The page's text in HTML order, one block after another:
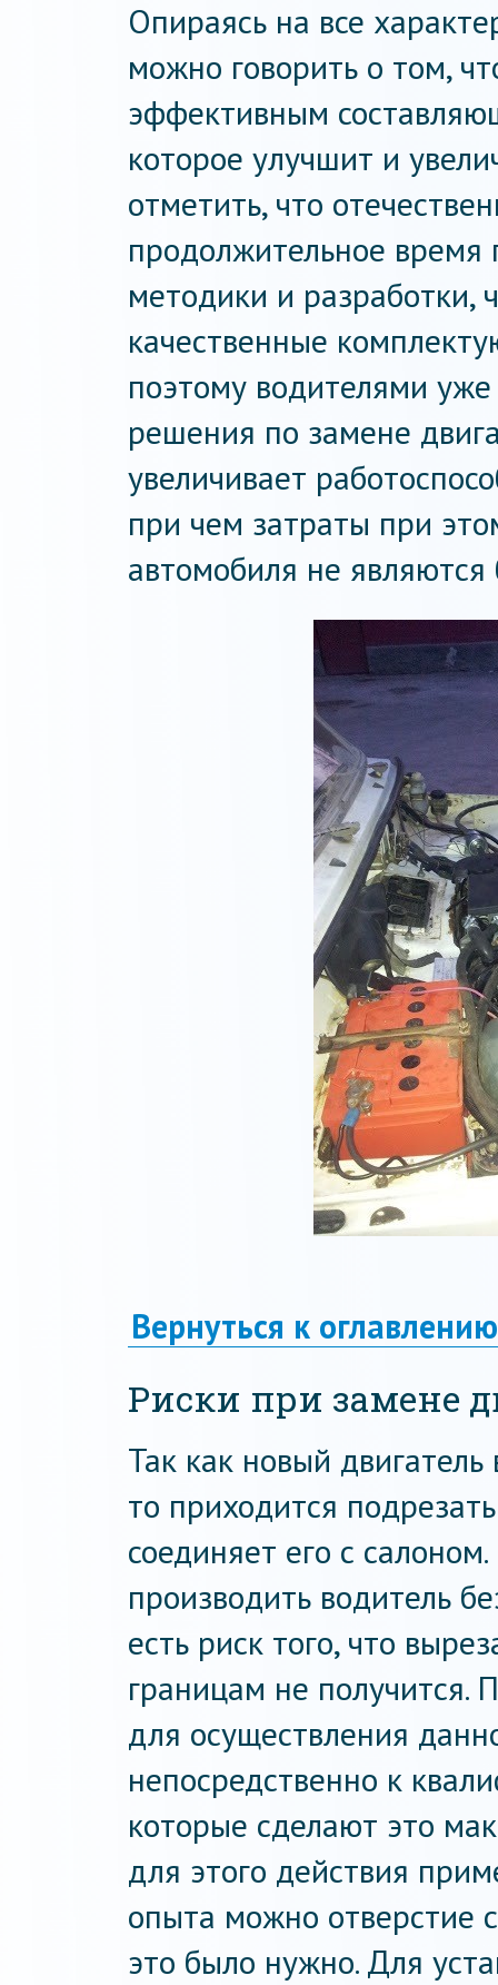
Опираясь на все
можно говорить о том,
эффективным
которое улучшит и
отметить, что
продолжительное
методики и разработки,
качественные
поэтому водителями
решения по замене
увеличивает
при чем затраты при
автомобиля не
Вернуться к оглавлению
Риски при замене
Так как новый
то приходится
соединяет его с
производить водитель
есть риск того, что
границам не получится.
для осуществления
непосредственно к
которые сделают это
для этого действия
опыта можно отверстие
это было нужно. Для